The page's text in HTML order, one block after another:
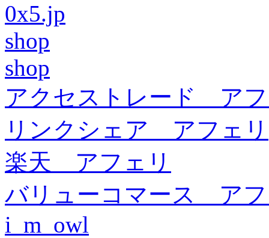
0x5.jp
shop
shop
アクセストレード ア
リンクシェア アフェリ
楽天 アフェリ
バリューコマース ア
i_m_owl